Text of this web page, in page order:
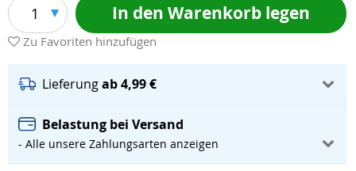
1 In den Warenkorb legen
Zu Favoriten hinzufügen
Lieferungab 4,99 €
Belastung bei Versand
- Alle unsere Zahlungsarten anzeigen